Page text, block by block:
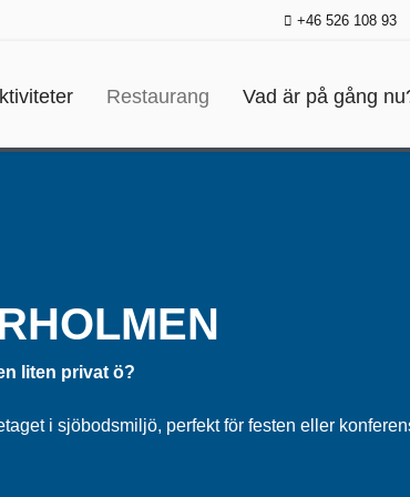
+46 526 108 93
Restaurang Vad är på gång
liten privat ö?
i sjöbodsmiljö, perfekt för festen eller